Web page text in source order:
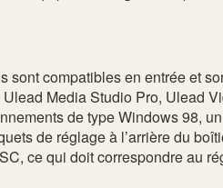
compatibles en entrée et
Media Studio Pro, Ulead
de type Windows 98,
de réglage à l’arrière du
ce qui doit correspondre au